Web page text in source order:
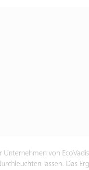
Unternehmen von
lassen. Das